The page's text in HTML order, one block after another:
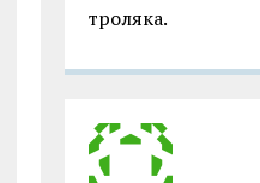
троляка.